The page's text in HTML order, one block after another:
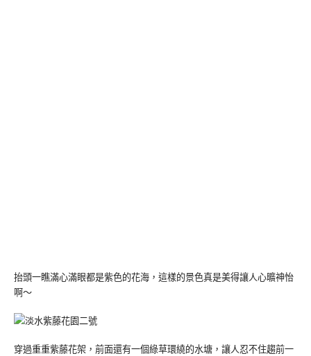
抬頭一瞧滿心滿眼都是紫色的花海，這樣的景色真是美得讓人心曠神怡
啊～
穿過重重紫藤花架，前面還有一個綠草環繞的水塘，讓人忍不住趨前一